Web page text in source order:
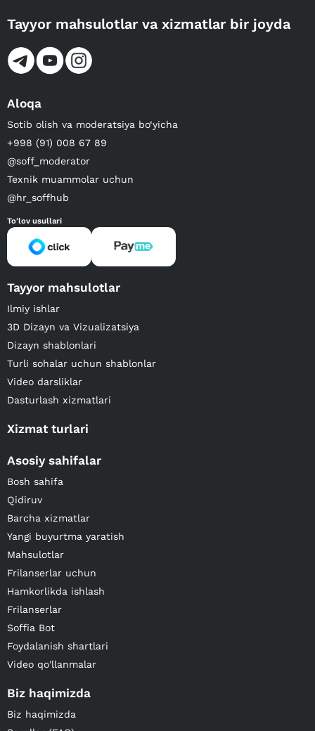
Tayyor mahsulotlar va xizmatlar bir joyda
Aloqa
Sotib olish va moderatsiya bo‘yicha
+998 (91) 008 67 89
@soff_moderator
Texnik muammolar uchun
@hr_soffhub
To'lov usullari
Tayyor mahsulotlar
Ilmiy ishlar
3D Dizayn va Vizualizatsiya
Dizayn shablonlari
Turli sohalar uchun shablonlar
Video darsliklar
Dasturlash xizmatlari
Xizmat turlari
Asosiy sahifalar
Bosh sahifa
Qidiruv
Barcha xizmatlar
Yangi buyurtma yaratish
Mahsulotlar
Frilanserlar uchun
Hamkorlikda ishlash
Frilanserlar
Soffia Bot
Foydalanish shartlari
Video qo'llanmalar
Biz haqimizda
Biz haqimizda